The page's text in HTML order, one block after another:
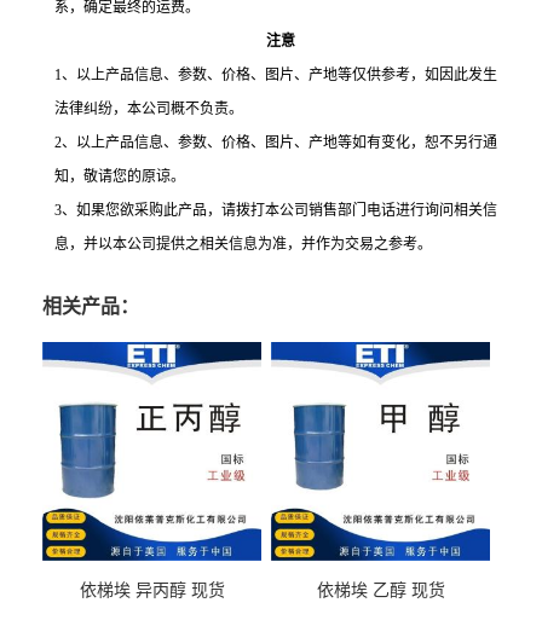
系，确定最终的运费。
注意
1、以上产品信息、参数、价格、图片、产地等仅供参考，如因此发生
法律纠纷，本公司概不负责。
2、以上产品信息、参数、价格、图片、产地等如有变化，恕不另行通
知，敬请您的原谅。
3、如果您欲采购此产品，请拨打本公司销售部门电话进行询问相关信
息，并以本公司提供之相关信息为准，并作为交易之参考。
相关产品：
依梯埃 异丙醇 现货 依梯埃 乙醇 现货